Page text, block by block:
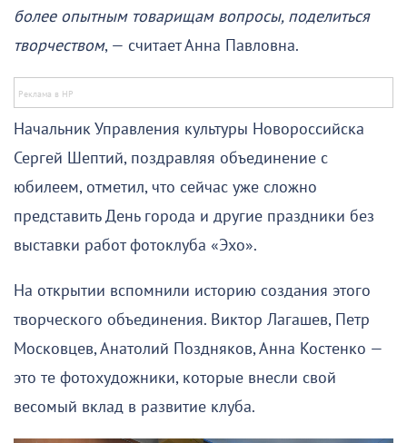
более опытным товарищам вопросы, поделиться
творчеством, — считает Анна Павловна.
Начальник Управления культуры Новороссийска
Сергей Шептий, поздравляя объединение с
юбилеем, отметил, что сейчас уже сложно
представить День города и другие праздники без
выставки работ фотоклуба «Эхо».
На открытии вспомнили историю создания этого
творческого объединения. Виктор Лагашев, Петр
Московцев, Анатолий Поздняков, Анна Костенко —
это те фотохудожники, которые внесли свой
весомый вклад в развитие клуба.